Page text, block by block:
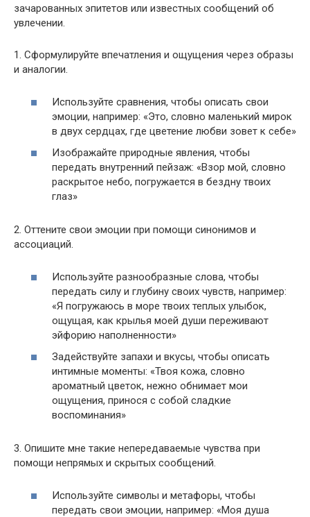
зачарованных эпитетов или известных сообщений об
увлечении.
1. Сформулируйте впечатления и ощущения через образы
и аналогии.
Используйте сравнения, чтобы описать свои
эмоции, например: «Это, словно маленький мирок
в двух сердцах, где цветение любви зовет к себе»
Изображайте природные явления, чтобы
передать внутренний пейзаж: «Взор мой, словно
раскрытое небо, погружается в бездну твоих
глаз»
2. Оттените свои эмоции при помощи синонимов и
ассоциаций.
Используйте разнообразные слова, чтобы
передать силу и глубину своих чувств, например:
«Я погружаюсь в море твоих теплых улыбок,
ощущая, как крылья моей души переживают
эйфорию наполненности»
Задействуйте запахи и вкусы, чтобы описать
интимные моменты: «Твоя кожа, словно
ароматный цветок, нежно обнимает мои
ощущения, принося с собой сладкие
воспоминания»
3. Опишите мне такие непередаваемые чувства при
помощи непрямых и скрытых сообщений.
Используйте символы и метафоры, чтобы
передать свои эмоции, например: «Моя душа